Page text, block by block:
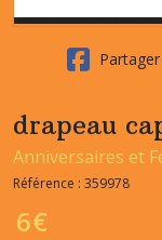
Partager
drapeau
Anniversaires et
Référence : 359978
6€